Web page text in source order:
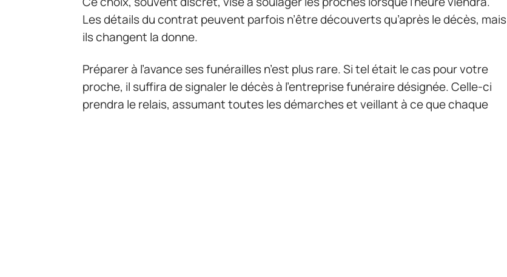
Les détails du contrat peuvent parfois n’être découverts qu’après le décès, mais
ils changent la donne.
Préparer à l’avance ses funérailles n’est plus rare. Si tel était le cas pour votre
proche, il suffira de signaler le décès à l’entreprise funéraire désignée. Celle-ci
prendra le relais, assumant toutes les démarches et veillant à ce que chaque